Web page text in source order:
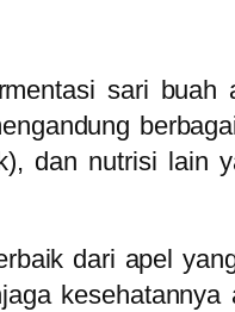
sari buah
dan nutrisi lain
dari apel
kesehatannya